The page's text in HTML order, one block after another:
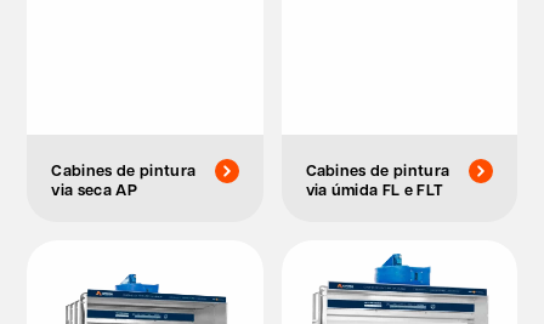
Cabines de pintura
via seca AP
Cabines de pintura
via úmida FL e FLT